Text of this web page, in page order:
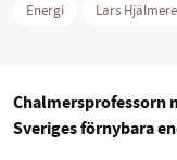
Facebook
Energi Lars
Chalmersprofessorn
Sveriges förnybara